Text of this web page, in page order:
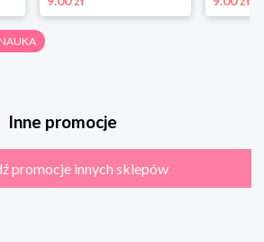
Inne promocje
promocje innych sklepów